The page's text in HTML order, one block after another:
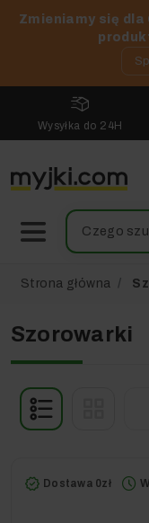
Zmieniamy się dla
Wysyłka do 24H
Strona główna
Szorowarki
Dostawa 0zł